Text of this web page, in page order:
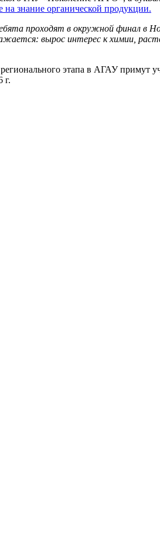
знание органической продукции.
проходят в окружной финал в
вырос интерес к химии,
этапа в АГАУ примут
г.